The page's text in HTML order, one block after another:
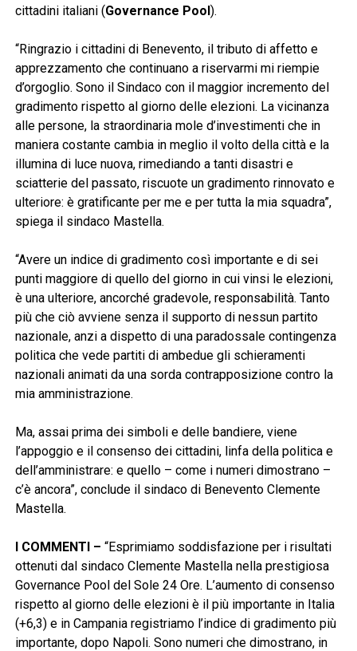
cittadini italiani (Governance Pool).
“Ringrazio i cittadini di Benevento, il tributo di affetto e
apprezzamento che continuano a riservarmi mi riempie
d’orgoglio. Sono il Sindaco con il maggior incremento del
gradimento rispetto al giorno delle elezioni. La vicinanza
alle persone, la straordinaria mole d’investimenti che in
maniera costante cambia in meglio il volto della città e la
illumina di luce nuova, rimediando a tanti disastri e
sciatterie del passato, riscuote un gradimento rinnovato e
ulteriore: è gratificante per me e per tutta la mia squadra”,
spiega il sindaco Mastella.
“Avere un indice di gradimento così importante e di sei
punti maggiore di quello del giorno in cui vinsi le elezioni,
è una ulteriore, ancorché gradevole, responsabilità. Tanto
più che ciò avviene senza il supporto di nessun partito
nazionale, anzi a dispetto di una paradossale contingenza
politica che vede partiti di ambedue gli schieramenti
nazionali animati da una sorda contrapposizione contro la
mia amministrazione.
Ma, assai prima dei simboli e delle bandiere, viene
l’appoggio e il consenso dei cittadini, linfa della politica e
dell’amministrare: e quello – come i numeri dimostrano –
c’è ancora”, conclude il sindaco di Benevento Clemente
Mastella.
I COMMENTI – “Esprimiamo soddisfazione per i risultati
ottenuti dal sindaco Clemente Mastella nella prestigiosa
Governance Pool del Sole 24 Ore. L’aumento di consenso
rispetto al giorno delle elezioni è il più importante in Italia
(+6,3) e in Campania registriamo l’indice di gradimento più
importante, dopo Napoli. Sono numeri che dimostrano, in